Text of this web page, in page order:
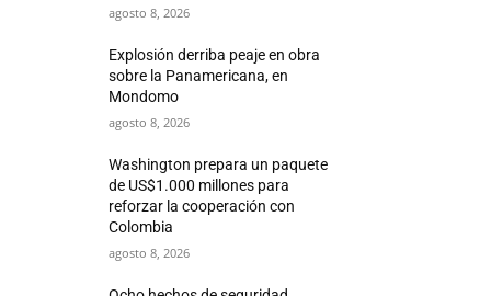
agosto 8, 2026
Explosión derriba peaje en obra
sobre la Panamericana, en
Mondomo
agosto 8, 2026
Washington prepara un paquete
de US$1.000 millones para
reforzar la cooperación con
Colombia
agosto 8, 2026